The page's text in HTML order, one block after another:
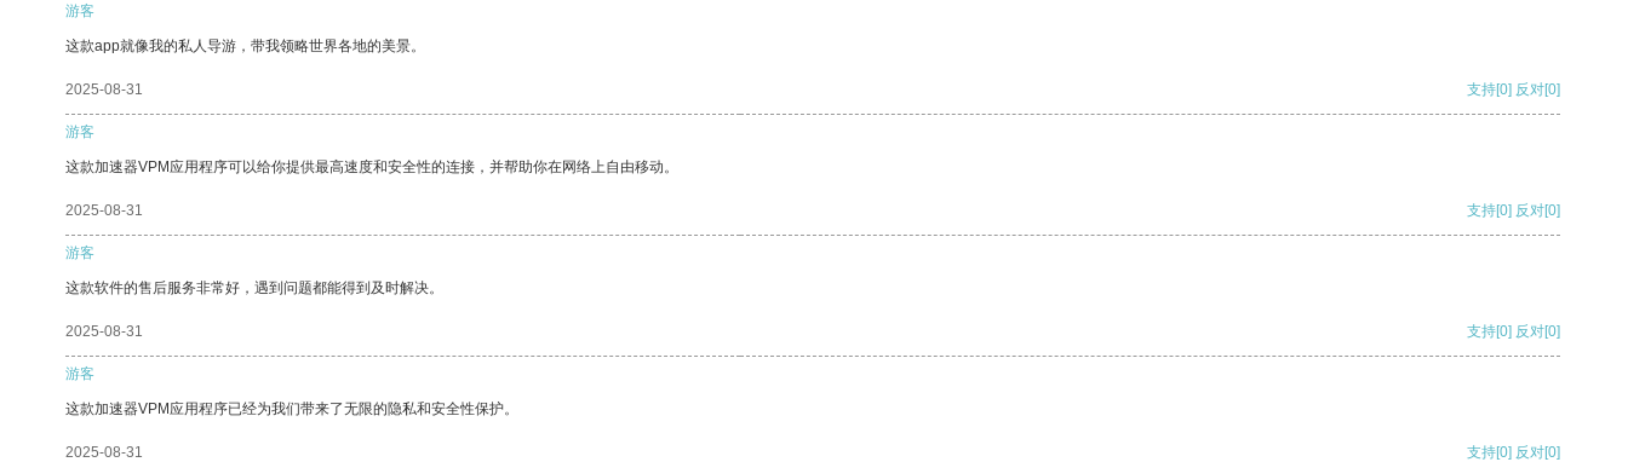
游客
这款app就像我的私人导游，带我领略世界各地的美景。
2025-08-31 支持[0] 反对[0]
游客
这款加速器VPM应用程序可以给你提供最高速度和安全性的连接，并帮助你在网络上自由移动。
2025-08-31 支持[0] 反对[0]
游客
这款软件的售后服务非常好，遇到问题都能得到及时解决。
2025-08-31 支持[0] 反对[0]
游客
这款加速器VPM应用程序已经为我们带来了无限的隐私和安全性保护。
2025-08-31 支持[0] 反对[0]